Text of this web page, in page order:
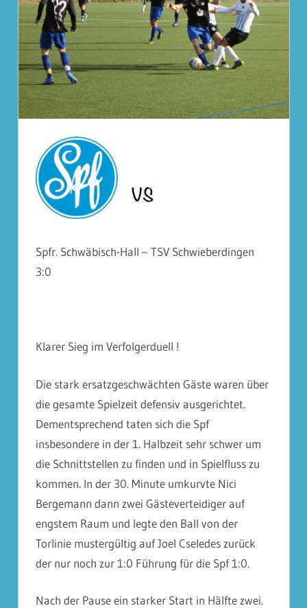
Spfr. Schwäbisch-Hall – TSV Schwieberdingen
3:0
Klarer Sieg im Verfolgerduell !
Die stark ersatzgeschwächten Gäste waren über
die gesamte Spielzeit defensiv ausgerichtet.
Dementsprechend taten sich die Spf
insbesondere in der 1. Halbzeit sehr schwer um
die Schnittstellen zu finden und in Spielfluss zu
kommen. In der 30. Minute umkurvte Nici
Bergemann dann zwei Gästeverteidiger auf
engstem Raum und legte den Ball von der
Torlinie mustergültig auf Joel Cseledes zurück
der nur noch zur 1:0 Führung für die Spf 1:0.
Nach der Pause ein starker Start in Hälfte zwei.